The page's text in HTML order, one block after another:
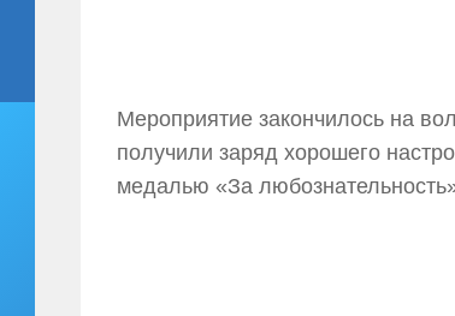
Мероприятие закончилось на
получили заряд хорошего
медалью «За